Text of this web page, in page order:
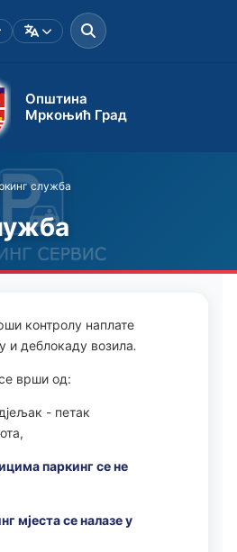
Општина
Мркоњић Град
служба
контролу наплате
и деблокаду возила.
врши од:
- петак
паркинг се не
мјеста се налазе у